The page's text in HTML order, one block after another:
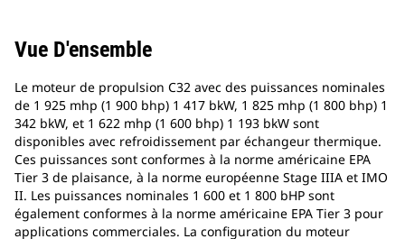
Vue D'ensemble
Le moteur de propulsion C32 avec des puissances nominales
de 1 925 mhp (1 900 bhp) 1 417 bkW, 1 825 mhp (1 800 bhp) 1
342 bkW, et 1 622 mhp (1 600 bhp) 1 193 bkW sont
disponibles avec refroidissement par échangeur thermique.
Ces puissances sont conformes à la norme américaine EPA
Tier 3 de plaisance, à la norme européenne Stage IIIA et IMO
II. Les puissances nominales 1 600 et 1 800 bHP sont
également conformes à la norme américaine EPA Tier 3 pour
applications commerciales. La configuration du moteur